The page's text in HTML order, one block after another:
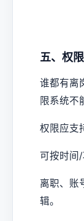
五、权
谁都有离
限系统不
权限应支
可按时间/
离职、账
辑。